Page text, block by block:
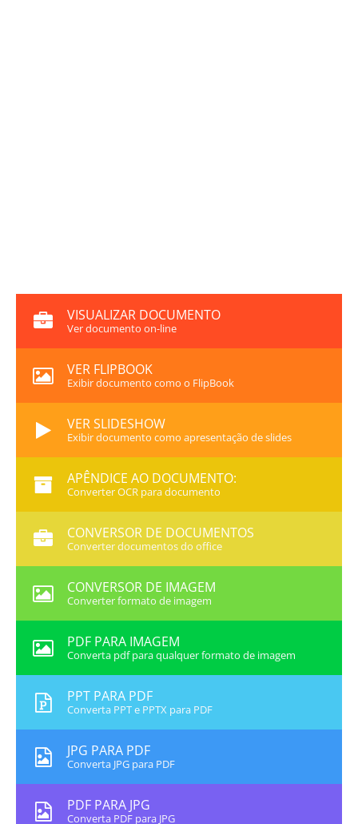
VISUALIZAR DOCUMENTO
Ver documento on-line
VER FLIPBOOK
Exibir documento como o FlipBook
VER SLIDESHOW
Exibir documento como apresentação de slides
APÊNDICE AO DOCUMENTO:
Converter OCR para documento
CONVERSOR DE DOCUMENTOS
Converter documentos do office
CONVERSOR DE IMAGEM
Converter formato de imagem
PDF PARA IMAGEM
Converta pdf para qualquer formato de imagem
PPT PARA PDF
Converta PPT e PPTX para PDF
JPG PARA PDF
Converta JPG para PDF
PDF PARA JPG
Converta PDF para JPG